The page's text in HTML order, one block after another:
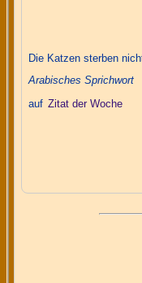
Die Katzen sterben
Arabisches Sprichwort
auf Zitat der Woche